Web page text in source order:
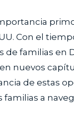
Con el
familias en
nuevos
de estas
a